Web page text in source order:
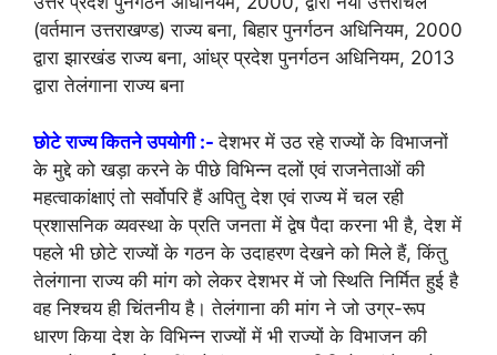
(वर्तमान उत्तराखण्ड) राज्य बना, बिहार पुनर्गठन अधिनियम, 2000
द्वारा झारखंड राज्य बना, आंध्र प्रदेश पुनर्गठन अधिनियम, 2013
द्वारा तेलंगाना राज्य बना
छोटे राज्य कितने उपयोगी :- देशभर में उठ रहे राज्यों के विभाजनों
के मुद्दे को खड़ा करने के पीछे विभिन्न दलों एवं राजनेताओं की
महत्वाकांक्षाएं तो सर्वोपरि हैं अपितु देश एवं राज्य में चल रही
प्रशासनिक व्यवस्था के प्रति जनता में द्वेष पैदा करना भी है, देश में
पहले भी छोटे राज्यों के गठन के उदाहरण देखने को मिले हैं, किंतु
तेलंगाना राज्य की मांग को लेकर देशभर में जो स्थिति निर्मित हुई है
वह निश्चय ही चिंतनीय है। तेलंगाना की मांग ने जो उग्र-रूप
धारण किया देश के विभिन्न राज्यों में भी राज्यों के विभाजन की